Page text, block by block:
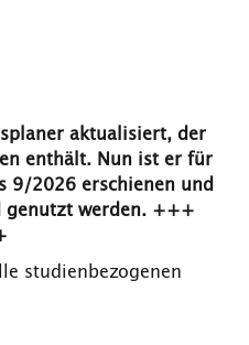
aktualisiert, der
enthält. Nun ist er für
9/2026 erschienen und
genutzt werden. +++
studienbezogenen